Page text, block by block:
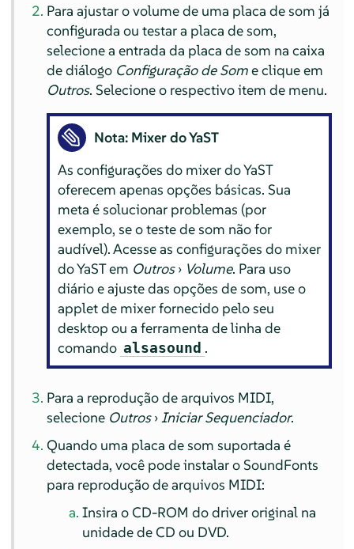
Para ajustar o volume de uma placa de som já
configurada ou testar a placa de som,
selecione a entrada da placa de som na caixa
de diálogo Configuração de Some clique em
Outros. Selecione o respectivo item de menu.
Nota: Mixer do YaST
As configurações do mixer do YaST
oferecem apenas opções básicas. Sua
meta é solucionar problemas (por
exemplo, se o teste de som não for
audível). Acesse as configurações do mixer
do YaST em Outros› Volume. Para uso
diário e ajuste das opções de som, use o
applet de mixer fornecido pelo seu
desktop ou a ferramenta de linha de
comando alsasound .
Para a reprodução de arquivos MIDI,
selecione Outros›Iniciar Sequenciador.
Quando uma placa de som suportada é
detectada, você pode instalar o SoundFonts
para reprodução de arquivos MIDI:
Insira o CD-ROM do driver original na
unidade de CD ou DVD.